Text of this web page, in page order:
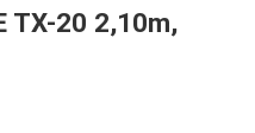
TX-20 2,10m,